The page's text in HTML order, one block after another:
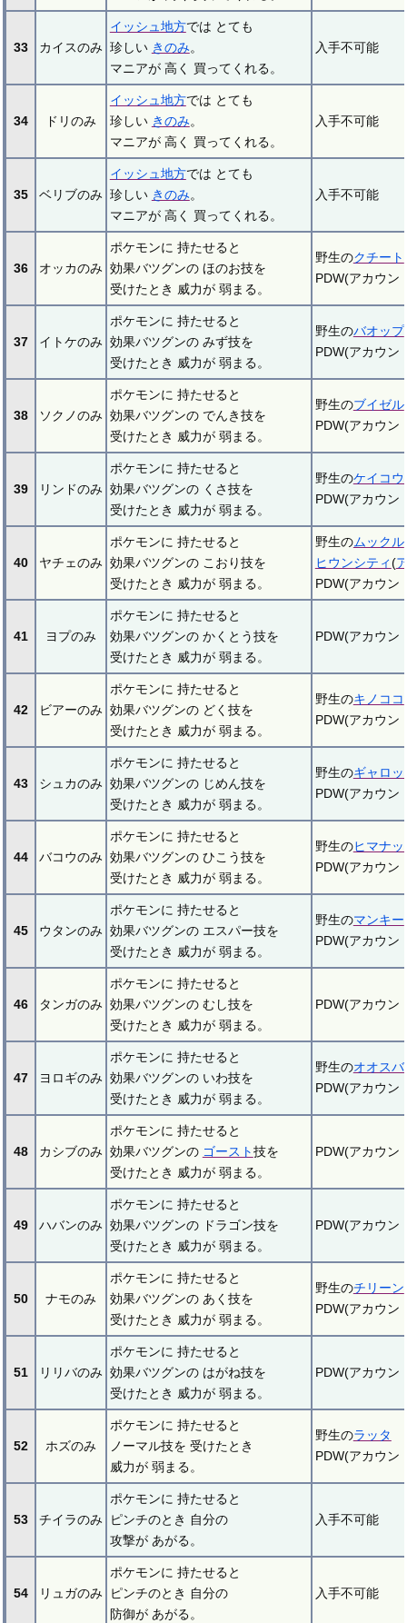
33 カイスのみ
イッシュ地方では とても
珍しい きのみ。
マニアが 高く 買ってくれる。
入手不可能
34 ドリのみ
イッシュ地方では とても
珍しい きのみ。
マニアが 高く 買ってくれる。
入手不可能
35 ベリブのみ
イッシュ地方では とても
珍しい きのみ。
マニアが 高く 買ってくれる。
入手不可能
36 オッカのみ
ポケモンに 持たせると
効果バツグンの ほのお技を
受けたとき 威力が 弱まる。
野生のクチート
PDW(アカウン
37 イトケのみ
ポケモンに 持たせると
効果バツグンの みず技を
受けたとき 威力が 弱まる。
野生のバオップ
PDW(アカウン
38 ソクノのみ
ポケモンに 持たせると
効果バツグンの でんき技を
受けたとき 威力が 弱まる。
野生のブイゼル
PDW(アカウン
39 リンドのみ
ポケモンに 持たせると
効果バツグンの くさ技を
受けたとき 威力が 弱まる。
野生のケイコウ
PDW(アカウン
40 ヤチェのみ
ポケモンに 持たせると
効果バツグンの こおり技を
受けたとき 威力が 弱まる。
野生のムックル
ヒウンシティ(
PDW(アカウン
41 ヨプのみ
ポケモンに 持たせると
効果バツグンの かくとう技を
受けたとき 威力が 弱まる。
PDW(アカウン
42 ビアーのみ
ポケモンに 持たせると
効果バツグンの どく技を
受けたとき 威力が 弱まる。
野生のキノココ
PDW(アカウン
43 シュカのみ
ポケモンに 持たせると
効果バツグンの じめん技を
受けたとき 威力が 弱まる。
野生のギャロッ
PDW(アカウン
44 バコウのみ
ポケモンに 持たせると
効果バツグンの ひこう技を
受けたとき 威力が 弱まる。
野生のヒマナッ
PDW(アカウン
45 ウタンのみ
ポケモンに 持たせると
効果バツグンの エスパー技を
受けたとき 威力が 弱まる。
野生のマンキー
PDW(アカウン
46 タンガのみ
ポケモンに 持たせると
効果バツグンの むし技を
受けたとき 威力が 弱まる。
PDW(アカウン
47 ヨロギのみ
ポケモンに 持たせると
効果バツグンの いわ技を
受けたとき 威力が 弱まる。
野生のオオスバ
PDW(アカウン
48 カシブのみ
ポケモンに 持たせると
効果バツグンの ゴースト技を
受けたとき 威力が 弱まる。
PDW(アカウン
49 ハバンのみ
ポケモンに 持たせると
効果バツグンの ドラゴン技を
受けたとき 威力が 弱まる。
PDW(アカウン
50 ナモのみ
ポケモンに 持たせると
効果バツグンの あく技を
受けたとき 威力が 弱まる。
野生のチリーン
PDW(アカウン
51 リリバのみ
ポケモンに 持たせると
効果バツグンの はがね技を
受けたとき 威力が 弱まる。
PDW(アカウン
52 ホズのみ
ポケモンに 持たせると
ノーマル技を 受けたとき
威力が 弱まる。
野生のラッタ
PDW(アカウン
53 チイラのみ
ポケモンに 持たせると
ピンチのとき 自分の
攻撃が あがる。
入手不可能
54 リュガのみ
ポケモンに 持たせると
ピンチのとき 自分の
防御が あがる。
入手不可能